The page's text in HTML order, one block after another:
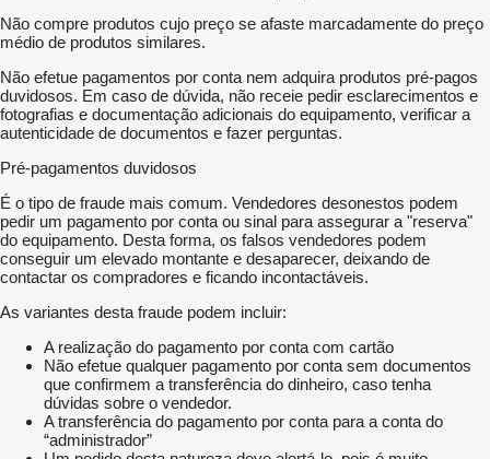
Não compre produtos cujo preço se afaste marcadamente do preço
médio de produtos similares.
Não efetue pagamentos por conta nem adquira produtos pré-pagos
duvidosos. Em caso de dúvida, não receie pedir esclarecimentos e
fotografias e documentação adicionais do equipamento, verificar a
autenticidade de documentos e fazer perguntas.
Pré-pagamentos duvidosos
É o tipo de fraude mais comum. Vendedores desonestos podem
pedir um pagamento por conta ou sinal para assegurar a "reserva"
do equipamento. Desta forma, os falsos vendedores podem
conseguir um elevado montante e desaparecer, deixando de
contactar os compradores e ficando incontactáveis.
As variantes desta fraude podem incluir:
A realização do pagamento por conta com cartão
Não efetue qualquer pagamento por conta sem documentos
que confirmem a transferência do dinheiro, caso tenha
dúvidas sobre o vendedor.
A transferência do pagamento por conta para a conta do
“administrador”